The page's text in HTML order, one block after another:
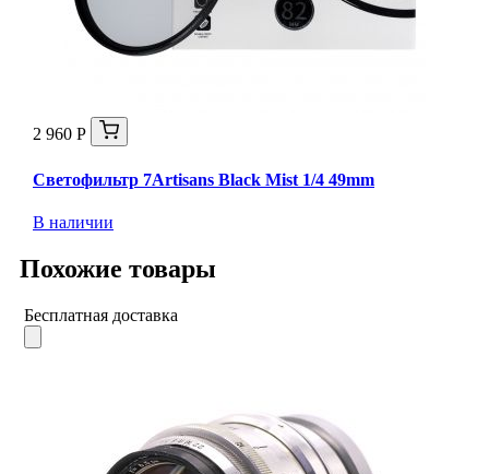
2 960 Р
Светофильтр 7Artisans Black Mist 1/4 49mm
В наличии
Похожие товары
Бесплатная доставка